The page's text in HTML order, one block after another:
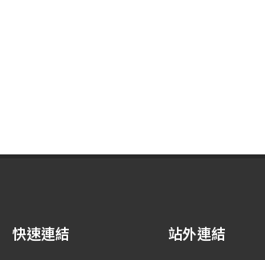
快速連結 站外連結